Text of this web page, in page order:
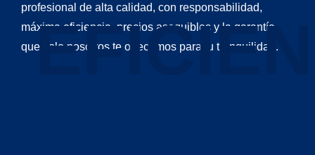
profesional de alta calidad, con responsabilidad,
máxima eficiencia, precios asequibles y la garantía
que solo nosotros te ofrecemos para tu tranquilidad.